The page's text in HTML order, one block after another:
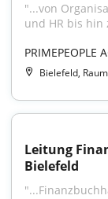
"...von
und HR bis hin
PRIMEPEOPLE
Bielefeld, Raum
Leitung
Bielefeld